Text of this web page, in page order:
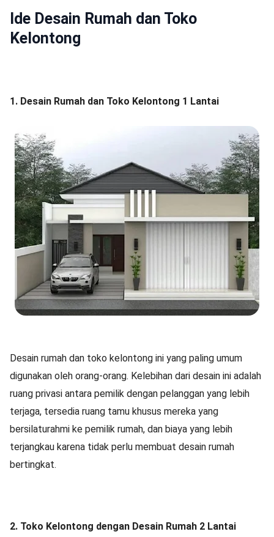
Ide Desain Rumah dan Toko
Kelontong
1. Desain Rumah dan Toko Kelontong 1 Lantai
Desain rumah dan toko kelontong ini yang paling umum
digunakan oleh orang-orang. Kelebihan dari desain ini adalah
ruang privasi antara pemilik dengan pelanggan yang lebih
terjaga, tersedia ruang tamu khusus mereka yang
bersilaturahmi ke pemilik rumah, dan biaya yang lebih
terjangkau karena tidak perlu membuat desain rumah
bertingkat.
2. Toko Kelontong dengan Desain Rumah 2 Lantai